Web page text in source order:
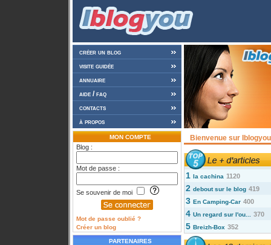
créer un blog
visite guidée
annuaire
aide / faq
contacts
à propos
MON COMPTE
Blog :
Mot de passe :
Se souvenir de moi
Mot de passe oublié ?
Créer un blog
PARTENAIRES
Bienvenue sur
1 la cachina 1120
2 debout sur le blog 419
3 En Camping-Car 400
4 Un regard sur l'ou... 370
5 Breizh-Box 352